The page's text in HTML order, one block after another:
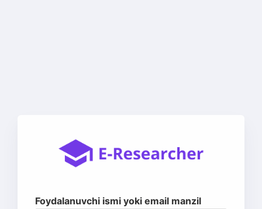
Foydalanuvchi ismi yoki email manzil